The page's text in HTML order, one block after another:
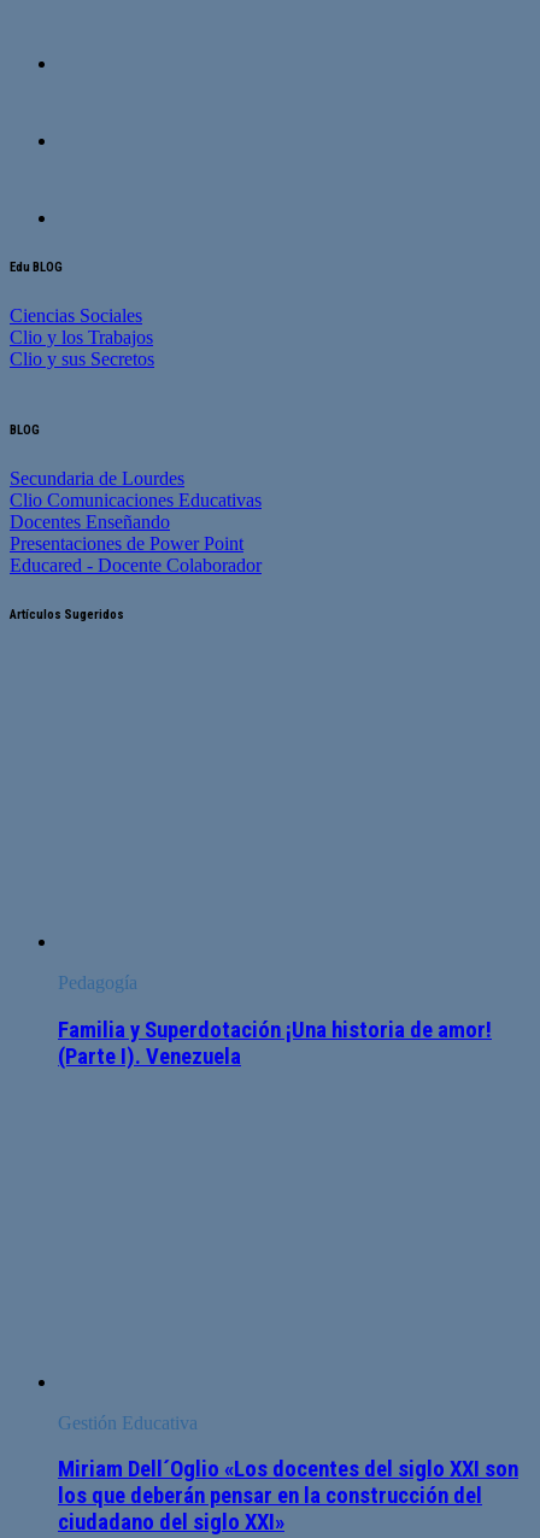
Edu BLOG
Ciencias Sociales
Clio y los Trabajos
Clio y sus Secretos
BLOG
Secundaria de Lourdes
Clio Comunicaciones Educativas
Docentes Enseñando
Presentaciones de Power Point
Educared - Docente Colaborador
Artículos Sugeridos
Pedagogía
Familia y Superdotación ¡Una historia de amor!
(Parte I). Venezuela
Gestión Educativa
Miriam Dell´Oglio «Los docentes del siglo XXI son
los que deberán pensar en la construcción del
ciudadano del siglo XXI»